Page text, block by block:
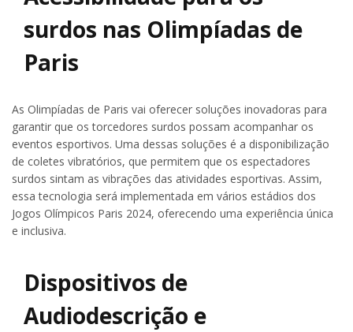
surdos nas Olimpíadas de
Paris
As Olimpíadas de Paris vai oferecer soluções inovadoras para
garantir que os torcedores surdos possam acompanhar os
eventos esportivos. Uma dessas soluções é a disponibilização
de coletes vibratórios, que permitem que os espectadores
surdos sintam as vibrações das atividades esportivas. Assim,
essa tecnologia será implementada em vários estádios dos
Jogos Olímpicos Paris 2024, oferecendo uma experiência única
e inclusiva.
Dispositivos de
Audiodescrição e